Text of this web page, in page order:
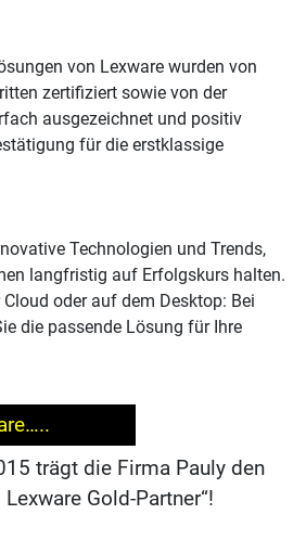
von Lexware wurden von
zertifiziert sowie von der
ausgezeichnet und positiv
für die erstklassige
Technologien und Trends,
langfristig auf Erfolgskurs halten.
oder auf dem Desktop: Bei
die passende Lösung für Ihre
trägt die Firma Pauly den
Lexware Gold-Partner“!